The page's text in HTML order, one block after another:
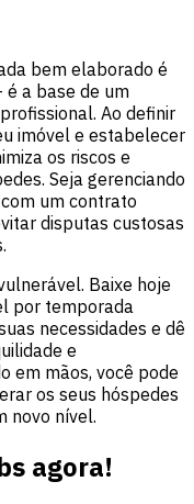
bem elaborado é
a base de um
Ao definir
imóvel e estabelecer
os riscos e
Seja gerenciando
um contrato
disputas custosas
Baixe hoje
por temporada
necessidades e dê
e
em mãos, você pode
os seus hóspedes
novo nível.
agora!